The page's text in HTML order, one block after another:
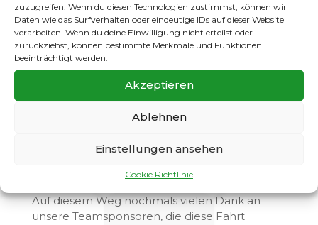
zuzugreifen. Wenn du diesen Technologien zustimmst, können wir
Daten wie das Surfverhalten oder eindeutige IDs auf dieser Website
verarbeiten. Wenn du deine Einwilligung nicht erteilst oder
zurückziehst, können bestimmte Merkmale und Funktionen
beeinträchtigt werden.
Akzeptieren
Ablehnen
Einstellungen ansehen
Cookie Richtlinie
Erfahrung. Aber nach einer kurzen
Eingewöhnung konnten wir selbst mit Landes-
und Verbandsligamannschaften gut mithalten.
Am Ende erreichten wir den 6. von 16 Plätzen.
Empfehlung für alle weiteren E- und D-
auf jeden Fall nochmal richtig zusammen um
man lernt einige Spieler von einer völlig neuen
Auf diesem Weg nochmals vielen Dank an
unsere Teamsponsoren, die diese Fahrt